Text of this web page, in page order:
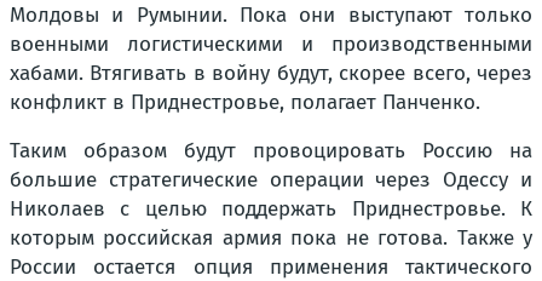
Молдовы и Румынии. Пока они выступают только
военными логистическими и производственными
хабами. Втягивать в войну будут, скорее всего, через
конфликт в Приднестровье, полагает Панченко.
Таким образом будут провоцировать Россию на
большие стратегические операции через Одессу и
Николаев с целью поддержать Приднестровье. К
которым российская армия пока не готова. Также у
России остается опция применения тактического